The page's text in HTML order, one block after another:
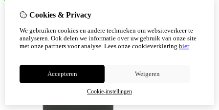
Cookies & Privacy
We gebruiken cookies en andere technieken om websiteverkeer te
analyseren. Ook delen we informatie over uw gebruik van onze site
met onze partners voor analyse. Lees onze cookieverklaring hier
Accepteren Weigeren
Cookie-instellingen